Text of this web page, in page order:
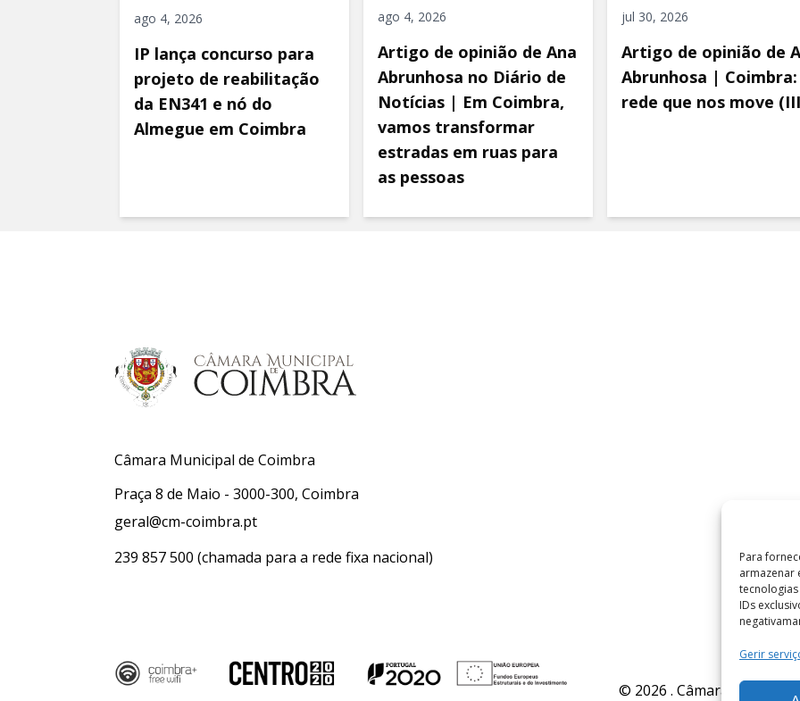
Para
armazenar
IDs
Gerir
ago 4, 2026
IP lança concurso para
projeto de reabilitação
da EN341 e nó do
Almegue em Coimbra
ago 4, 2026
Artigo de opinião de Ana
Abrunhosa no Diário de
Notícias | Em Coimbra,
vamos transformar
estradas em ruas para
as pessoas
jul 30, 2026
Artigo de opinião de
Abrunhosa |
rede que nos move
Câmara Municipal de Coimbra
Praça 8 de Maio - 3000-300, Coimbra
geral@cm-coimbra.pt
239 857 500 (chamada para a rede fixa nacional)
© 2026 . Câmara